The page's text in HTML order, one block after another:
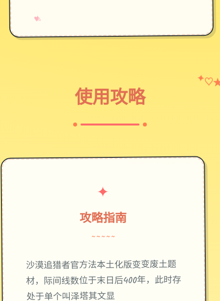
♥
✧
→
使用攻略
✦ ♡
✦
攻略指南
~~~~~
沙漠追猎者官方法本土化版变变废土题
材，际间线数位于末日后400年，此时存
处于单个叫泽塔其文显